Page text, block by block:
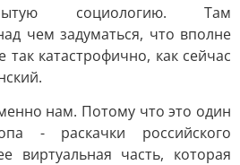
социологию. Там
чем задуматься, что вполне
катастрофично, как сейчас
нам. Потому что это один
- раскачки российского
виртуальная часть, которая